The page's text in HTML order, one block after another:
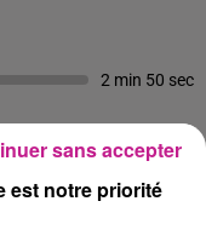
2 min 50 sec
est notre priorité
sans accepter